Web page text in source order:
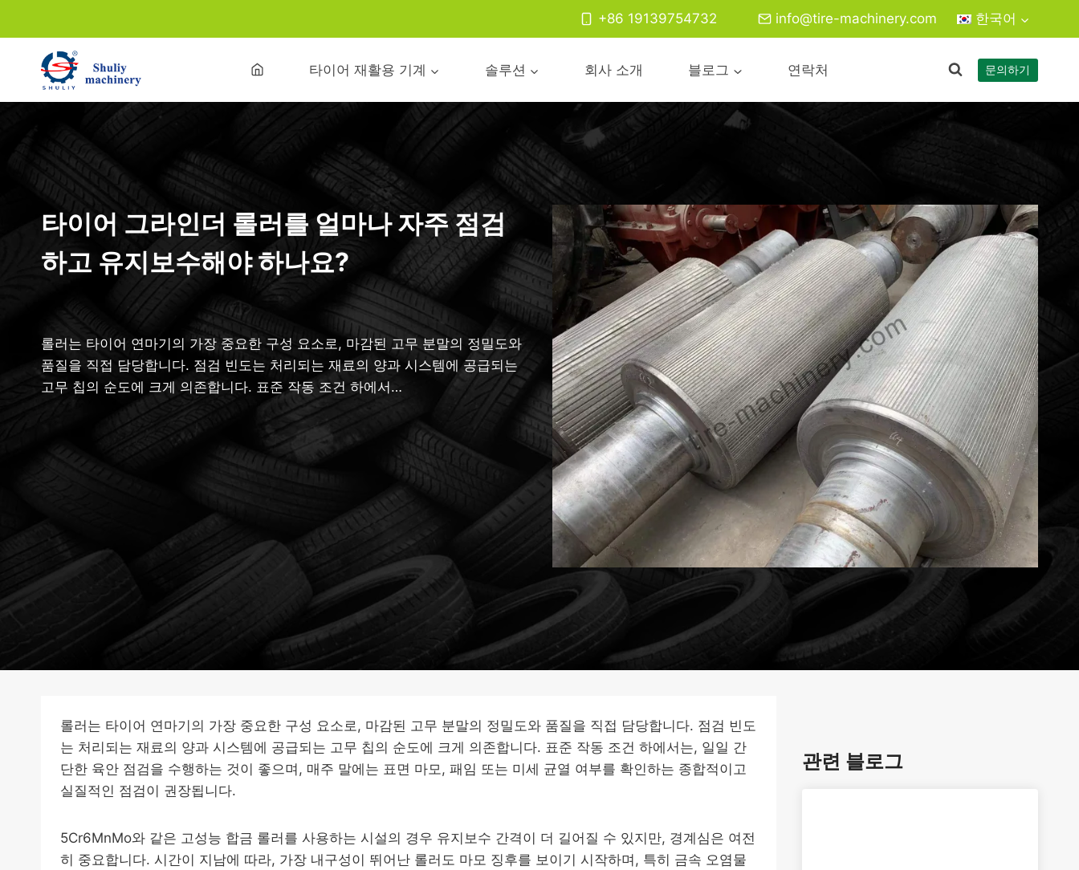
content
+86 19139754732 info@tire-machinery.com 한국어
타이어 재활용 기계 솔루션 회사 소개 블로그 연락처 문의하기
타이어 그라인더 롤러를 얼마나 자주 점검
하고 유지보수해야 하나요?
롤러는 타이어 연마기의 가장 중요한 구성 요소로, 마감된 고무 분말의 정밀도와
품질을 직접 담당합니다. 점검 빈도는 처리되는 재료의 양과 시스템에 공급되는
고무 칩의 순도에 크게 의존합니다. 표준 작동 조건 하에서…
롤러는 타이어 연마기의 가장 중요한 구성 요소로, 마감된 고무 분말의 정밀도와 품질을 직접 담당합니다. 점검 빈도
는 처리되는 재료의 양과 시스템에 공급되는 고무 칩의 순도에 크게 의존합니다. 표준 작동 조건 하에서는, 일일 간
단한 육안 점검을 수행하는 것이 좋으며, 매주 말에는 표면 마모, 패임 또는 미세 균열 여부를 확인하는 종합적이고
실질적인 점검이 권장됩니다.
5Cr6MnMo와 같은 고성능 합금 롤러를 사용하는 시설의 경우 유지보수 간격이 더 길어질 수 있지만, 경계심은 여전
히 중요합니다. 시간이 지남에 따라, 가장 내구성이 뛰어난 롤러도 마모 징후를 보이기 시작하며, 특히 금속 오염물
관련 블로그